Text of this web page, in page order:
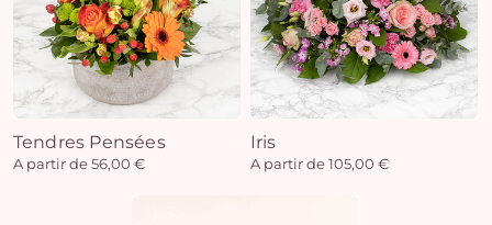
Tendres Pensées
A partir de 56,00 €
Iris
A partir de 105,00 €